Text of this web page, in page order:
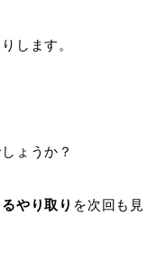
します。
ょうか？
やり取り を次回も見